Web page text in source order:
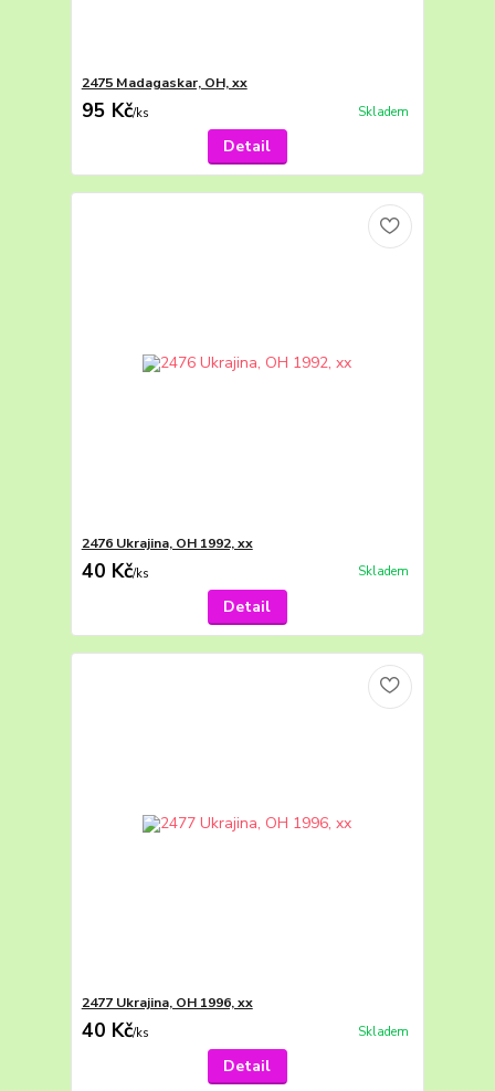
2475 Madagaskar, OH, xx
95 Kč/ks Skladem
Detail
2476 Ukrajina, OH 1992, xx
40 Kč/ks Skladem
Detail
2477 Ukrajina, OH 1996, xx
40 Kč/ks Skladem
Detail